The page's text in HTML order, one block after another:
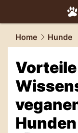
tiere.
Home Hunde
Hunden